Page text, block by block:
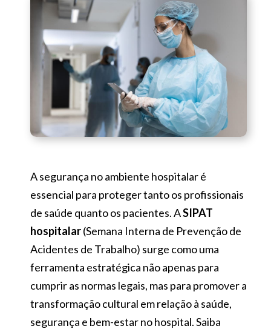
A segurança no ambiente hospitalar é
essencial para proteger tanto os profissionais
de saúde quanto os pacientes. ASIPAT
hospitalar(Semana Interna de Prevenção de
Acidentes de Trabalho) surge como uma
ferramenta estratégica não apenas para
cumprir as normas legais, mas para promover a
transformação cultural em relação à saúde,
segurança e bem-estar no hospital. Saiba